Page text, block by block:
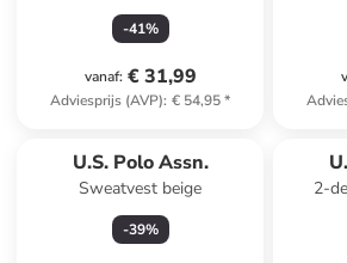
-41%
vanaf: € 31,99
Adviesprijs (AVP): € 54,95*
U.S. Polo Assn.
Sweatvest beige
-39%
2-